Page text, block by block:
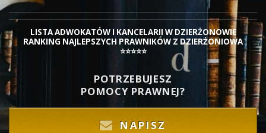
LISTA ADWOKATÓW I KANCELARII W DZIERŻONOWIE
RANKING NAJLEPSZYCH PRAWNIKÓW Z DZIERŻONIOWA
⭐⭐⭐⭐⭐
POTRZEBUJESZ
POMOCY PRAWNEJ?
NAPISZ